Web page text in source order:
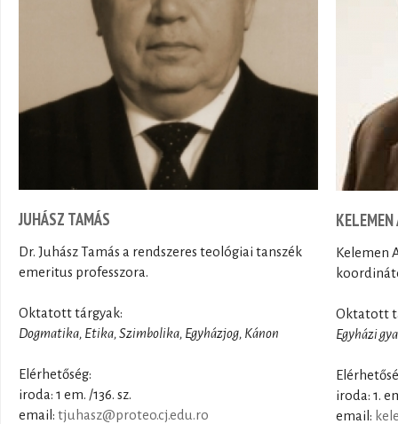
JUHÁSZ TAMÁS
Dr. Juhász Tamás a rendszeres teológiai tanszék
emeritus professzora.
Oktatott tárgyak:
Dogmatika, Etika, Szimbolika, Egyházjog, Kánon
Elérhetőség:
iroda: 1 em. /136. sz.
email: tjuhasz@proteo.cj.edu.ro
Kelemen
Oktatott
Egyházi
iroda: 1.
email: